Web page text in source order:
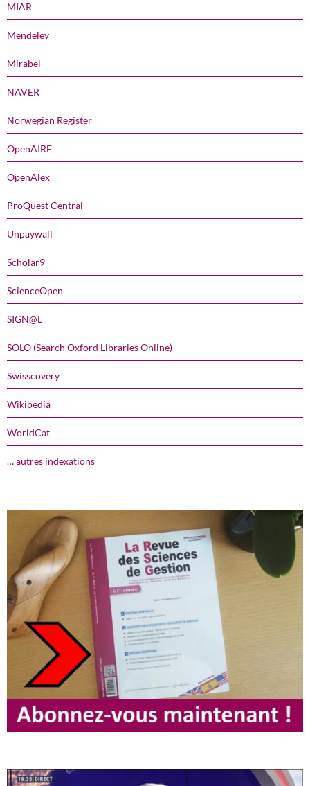
MIAR
Mendeley
Mirabel
NAVER
Norwegian Register
OpenAIRE
OpenAlex
ProQuest Central
Unpaywall
Scholar9
ScienceOpen
SIGN@L
SOLO (Search Oxford Libraries Online)
Swisscovery
Wikipedia
WorldCat
… autres indexations